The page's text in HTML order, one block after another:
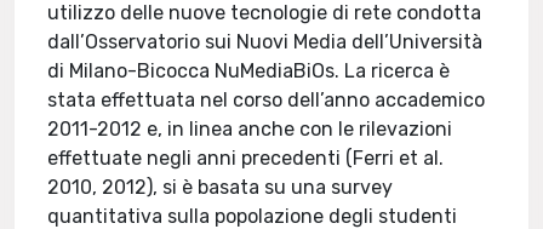
utilizzo delle nuove tecnologie di rete condotta
dall’Osservatorio sui Nuovi Media dell’Università
di Milano-Bicocca NuMediaBiOs. La ricerca è
stata effettuata nel corso dell’anno accademico
2011-2012 e, in linea anche con le rilevazioni
effettuate negli anni precedenti (Ferri et al.
2010, 2012), si è basata su una survey
quantitativa sulla popolazione degli studenti